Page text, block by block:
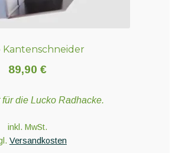
Kantenschneider
89,90€
die Lucko Radhacke.
inkl. MwSt.
Versandkosten